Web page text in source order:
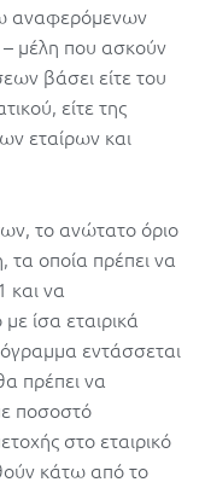
αναφερόμενων
– μέλη που ασκούν
βάσει είτε του
είτε της
εταίρων και
το ανώτατο όριο
τα οποία πρέπει να
και να
ίσα εταιρικά
εντάσσεται
πρέπει να
ποσοστό
στο εταιρικό
κάτω από το